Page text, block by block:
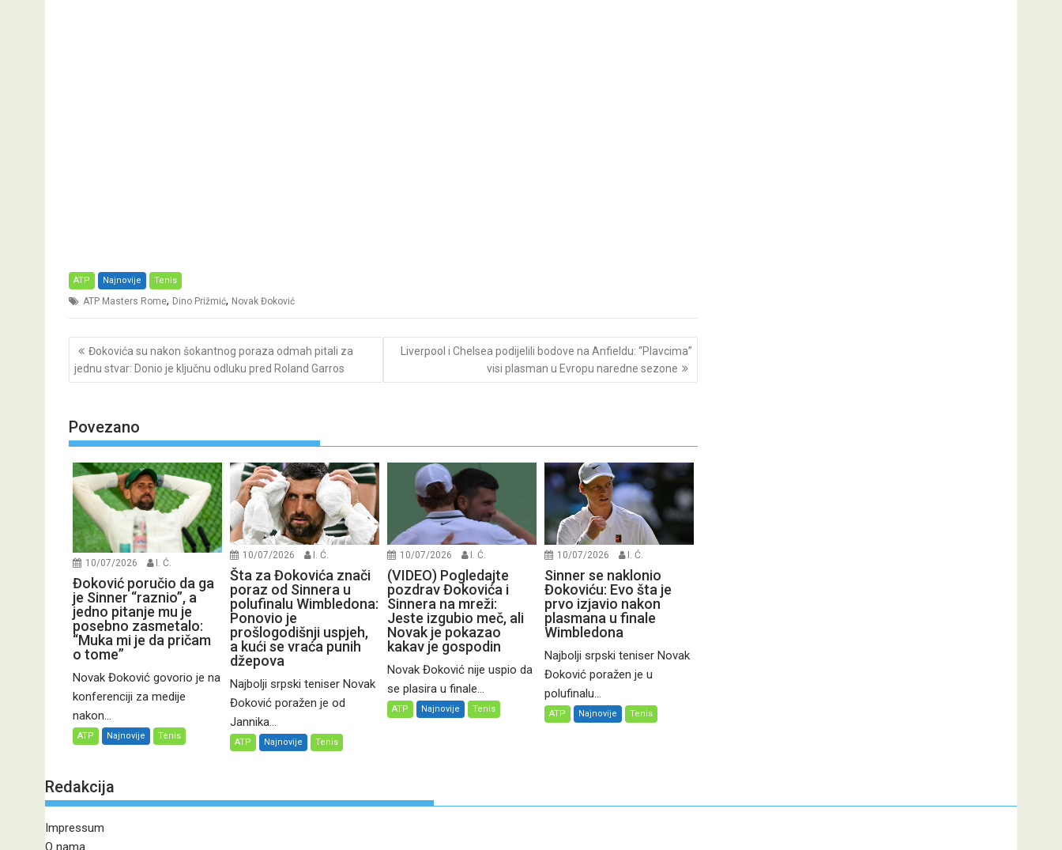
ATP Najnovije Tenis
ATP Masters Rome, Dino Prižmić, Novak Đoković
Post
navigation
Đokovića su nakon šokantnog poraza odmah pitali za
jednu stvar: Donio je ključnu odluku pred Roland Garros
Liverpool i Chelsea podijelili bodove na Anfieldu: “Plavcima”
visi plasman u Evropu naredne sezone
Povezano
10/07/2026 I. Ć.
Đoković poručio da ga
je Sinner “raznio”, a
jedno pitanje mu je
posebno zasmetalo:
“Muka mi je da pričam
o tome”
Novak Đoković govorio je na
konferenciji za medije
nakon...
ATP Najnovije Tenis
10/07/2026 I. Ć.
Šta za Đokovića znači
poraz od Sinnera u
polufinalu Wimbledona:
Ponovio je
prošlogodišnji uspjeh,
a kući se vraća punih
džepova
Najbolji srpski teniser Novak
Đoković poražen je od
Jannika...
ATP Najnovije Tenis
10/07/2026 I. Ć.
(VIDEO) Pogledajte
pozdrav Đokovića i
Sinnera na mreži:
Jeste izgubio meč, ali
Novak je pokazao
kakav je gospodin
Novak Đoković nije uspio da
se plasira u finale...
ATP Najnovije Tenis
10/07/2026 I. Ć.
Sinner se naklonio
Đokoviću: Evo šta je
prvo izjavio nakon
plasmana u finale
Wimbledona
Najbolji srpski teniser Novak
Đoković poražen je u
polufinalu...
ATP Najnovije Tenis
Redakcija
Impressum